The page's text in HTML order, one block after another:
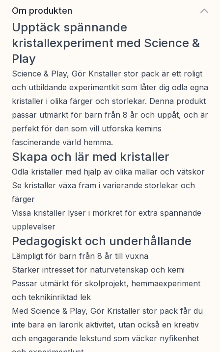
Om produkten
Upptäck spännande
kristallexperiment med Science &
Play
Science & Play, Gör Kristaller stor pack är ett roligt
och utbildande experimentkit som låter dig odla egna
kristaller i olika färger och storlekar. Denna produkt
passar utmärkt för barn från 8 år och uppåt, och är
perfekt för den som vill utforska kemins
fascinerande värld hemma.
Skapa och lär med kristaller
Odla kristaller med hjälp av olika mallar och vätskor
Se kristaller växa fram i varierande storlekar och
färger
Vissa kristaller lyser i mörkret för extra spännande
upplevelser
Pedagogiskt och underhållande
Lämpligt för barn från 8 år till vuxna
Stärker intresset för naturvetenskap och kemi
Passar utmärkt för skolprojekt, hemmaexperiment
och teknikinriktad lek
Med Science & Play, Gör Kristaller stor pack får du
inte bara en lärorik aktivitet, utan också en kreativ
och engagerande lekstund som väcker nyfikenhet